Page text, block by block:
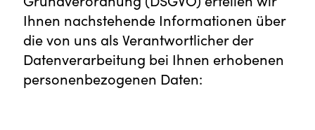
Ihnen nachstehende Informationen über
die von uns als Verantwortlicher der
Datenverarbeitung bei Ihnen erhobenen
personenbezogenen Daten: